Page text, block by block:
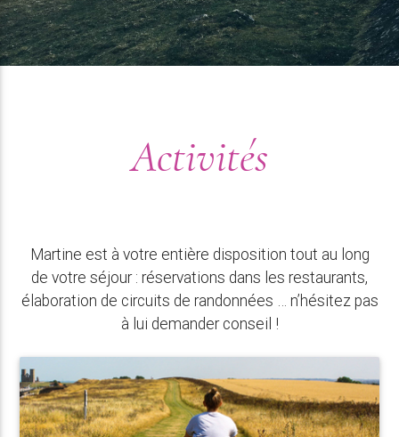
Activités
Martine est à votre entière disposition tout au long
de votre séjour : réservations dans les restaurants,
élaboration de circuits de randonnées … n’hésitez pas
à lui demander conseil !